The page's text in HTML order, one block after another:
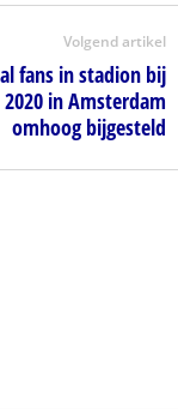
Volgend artikel
fans in stadion bij
2020 in Amsterdam
omhoog bijgesteld